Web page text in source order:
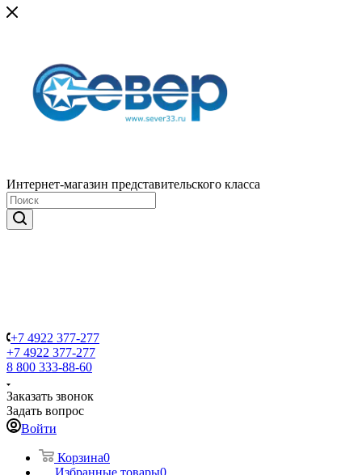
Интернет-магазин представительского класса
+7 4922 377-277
+7 4922 377-277
8 800 333-88-60
Заказать звонок
Задать вопрос
Войти
Корзина0
Избранные товары0